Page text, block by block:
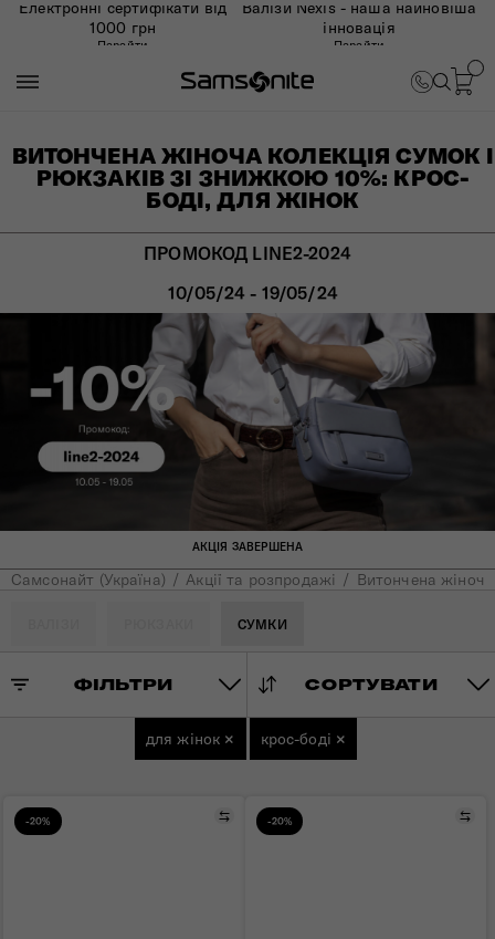
Електронні сертифікати від
1000 грн
Перейти
Валізи Nexis - наша найновіша
інновація
Перейти
ВИТОНЧЕНА ЖІНОЧА КОЛЕКЦІЯ СУМОК І
РЮКЗАКІВ ЗІ ЗНИЖКОЮ 10%: КРОС-
БОДІ, ДЛЯ ЖІНОК
ПРОМОКОД LINE2-2024
10/05/24 - 19/05/24
АКЦІЯ ЗАВЕРШЕНА
Самсонайт (Україна) Акції та розпродажі Витончена
СУМКИ
ФІЛЬТРИ СОРТУВАТИ
для жінок × крос-боді ×
-20% Порівняти
-20%